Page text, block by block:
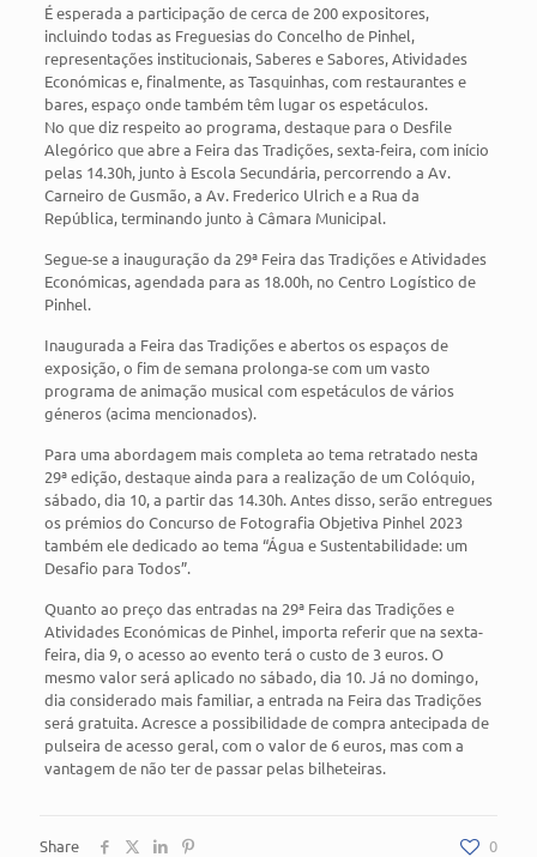
É esperada a participação de cerca de 200 expositores,
incluindo todas as Freguesias do Concelho de Pinhel,
representações institucionais, Saberes e Sabores, Atividades
Económicas e, finalmente, as Tasquinhas, com restaurantes e
bares, espaço onde também têm lugar os espetáculos.
No que diz respeito ao programa, destaque para o Desfile
Alegórico que abre a Feira das Tradições, sexta-feira, com início
pelas 14.30h, junto à Escola Secundária, percorrendo a Av.
Carneiro de Gusmão, a Av. Frederico Ulrich e a Rua da
República, terminando junto à Câmara Municipal.
Segue-se a inauguração da 29ª Feira das Tradições e Atividades
Económicas, agendada para as 18.00h, no Centro Logístico de
Pinhel.
Inaugurada a Feira das Tradições e abertos os espaços de
exposição, o fim de semana prolonga-se com um vasto
programa de animação musical com espetáculos de vários
géneros (acima mencionados).
Para uma abordagem mais completa ao tema retratado nesta
29ª edição, destaque ainda para a realização de um Colóquio,
sábado, dia 10, a partir das 14.30h. Antes disso, serão entregues
os prémios do Concurso de Fotografia Objetiva Pinhel 2023
também ele dedicado ao tema “Água e Sustentabilidade: um
Desafio para Todos”.
Quanto ao preço das entradas na 29ª Feira das Tradições e
Atividades Económicas de Pinhel, importa referir que na sexta-
feira, dia 9, o acesso ao evento terá o custo de 3 euros. O
mesmo valor será aplicado no sábado, dia 10. Já no domingo,
dia considerado mais familiar, a entrada na Feira das Tradições
será gratuita. Acresce a possibilidade de compra antecipada de
pulseira de acesso geral, com o valor de 6 euros, mas com a
vantagem de não ter de passar pelas bilheteiras.
Share 0